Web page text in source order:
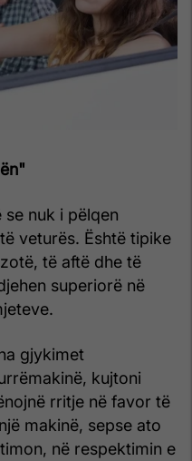
nuk i pëlqen
veturës. Është tipike
të aftë dhe të
superiorë në
gjykimet
kujtoni
rritje në favor të
makinë, sepse ato
në respektimin e